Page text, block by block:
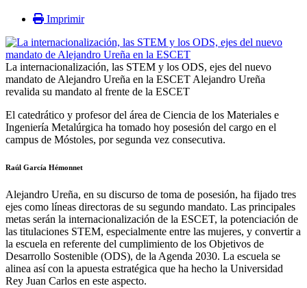
Imprimir
La internacionalización, las STEM y los ODS, ejes del nuevo
mandato de Alejandro Ureña en la ESCET Alejandro Ureña
revalida su mandato al frente de la ESCET
El catedrático y profesor del área de Ciencia de los Materiales e
Ingeniería Metalúrgica ha tomado hoy posesión del cargo en el
campus de Móstoles, por segunda vez consecutiva.
Raúl García Hémonnet
Alejandro Ureña, en su discurso de toma de posesión, ha fijado tres
ejes como líneas directoras de su segundo mandato. Las principales
metas serán la internacionalización de la ESCET, la potenciación de
las titulaciones STEM, especialmente entre las mujeres, y convertir a
la escuela en referente del cumplimiento de los Objetivos de
Desarrollo Sostenible (ODS), de la Agenda 2030. La escuela se
alinea así con la apuesta estratégica que ha hecho la Universidad
Rey Juan Carlos en este aspecto.